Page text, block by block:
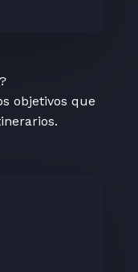
objetivos que